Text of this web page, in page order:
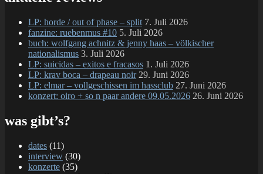
LP: horde / out of phase – split 7. Juli 2026
fanzine: ruebenmus #10 5. Juli 2026
buch: wolfgang achnitz & jenny haas – völkischer
nationalismus 3. Juli 2026
LP: suicidas – exitos e fracasos 1. Juli 2026
LP: krav boca – drapeau noir 29. Juni 2026
LP: elmar – vollgeschissen im hassclub 27. Juni 2026
konzert: oiro + so n paar andere 09.05.2026 26. Juni 2026
was gibt’s?
dates (11)
interview (30)
konzerte (35)